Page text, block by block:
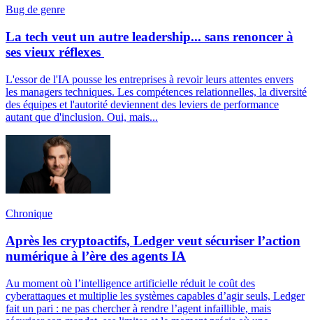
Bug de genre
La tech veut un autre leadership... sans renoncer à
ses vieux réflexes
L'essor de l'IA pousse les entreprises à revoir leurs attentes envers
les managers techniques. Les compétences relationnelles, la diversité
des équipes et l'autorité deviennent des leviers de performance
autant que d'inclusion. Oui, mais...
Chronique
Après les cryptoactifs, Ledger veut sécuriser l’action
numérique à l’ère des agents IA
Au moment où l’intelligence artificielle réduit le coût des
cyberattaques et multiplie les systèmes capables d’agir seuls, Ledger
fait un pari : ne pas chercher à rendre l’agent infaillible, mais